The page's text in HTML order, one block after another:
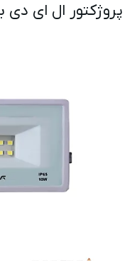
پروژکتور ال ای دی